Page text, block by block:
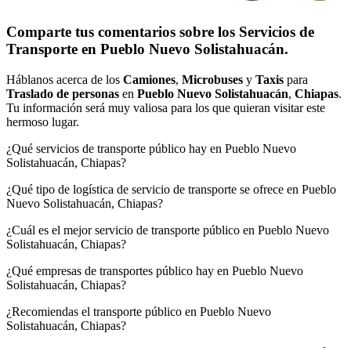
Comparte tus comentarios sobre los Servicios de
Transporte en Pueblo Nuevo Solistahuacán.
Háblanos acerca de los Camiones, Microbuses y Taxis para
Traslado de personas en Pueblo Nuevo Solistahuacán, Chiapas.
Tu información será muy valiosa para los que quieran visitar este
hermoso lugar.
¿Qué servicios de transporte público hay en Pueblo Nuevo
Solistahuacán, Chiapas?
¿Qué tipo de logística de servicio de transporte se ofrece en Pueblo
Nuevo Solistahuacán, Chiapas?
¿Cuál es el mejor servicio de transporte público en Pueblo Nuevo
Solistahuacán, Chiapas?
¿Qué empresas de transportes público hay en Pueblo Nuevo
Solistahuacán, Chiapas?
¿Recomiendas el transporte público en Pueblo Nuevo
Solistahuacán, Chiapas?